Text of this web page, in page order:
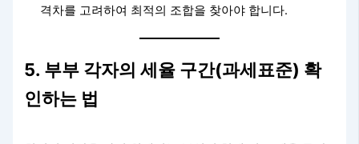
격차를 고려하여 최적의 조합을 찾아야 합니다.
5. 부부 각자의 세율 구간(과세표준) 확
인하는 법